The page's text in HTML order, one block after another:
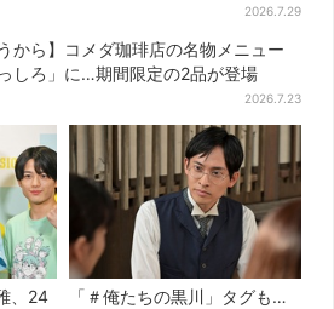
2026.7.29
うから】コメダ珈琲店の名物メニュー
しろ」に…期間限定の2品が登場
2026.7.23
、24
「＃俺たちの黒川」タグも…